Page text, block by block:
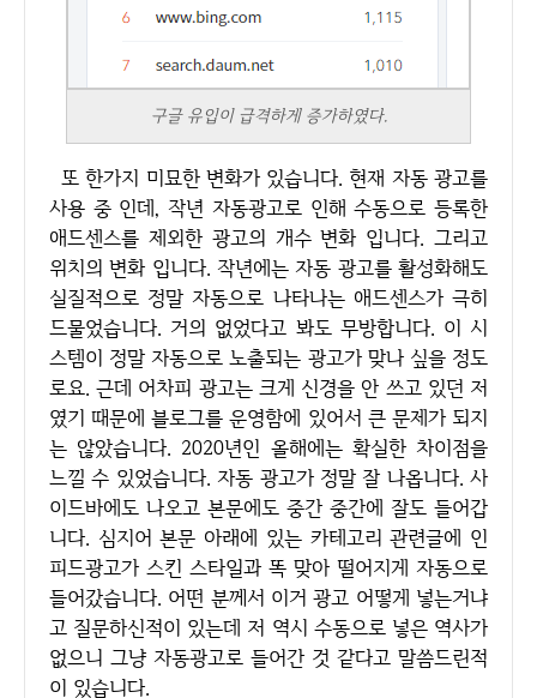
구글 유입이 급격하게 증가하였다.
또 한가지 미묘한 변화가 있습니다. 현재 자동 광고를
사용 중 인데, 작년 자동광고로 인해 수동으로 등록한
애드센스를 제외한 광고의 개수 변화 입니다. 그리고
위치의 변화 입니다. 작년에는 자동 광고를 활성화해도
실질적으로 정말 자동으로 나타나는 애드센스가 극히
드물었습니다. 거의 없었다고 봐도 무방합니다. 이 시
스템이 정말 자동으로 노출되는 광고가 맞나 싶을 정도
로요. 근데 어차피 광고는 크게 신경을 안 쓰고 있던 저
였기 때문에 블로그를 운영함에 있어서 큰 문제가 되지
는 않았습니다. 2020년인 올해에는 확실한 차이점을
느낄 수 있었습니다. 자동 광고가 정말 잘 나옵니다. 사
이드바에도 나오고 본문에도 중간 중간에 잘도 들어갑
니다. 심지어 본문 아래에 있는 카테고리 관련글에 인
피드광고가 스킨 스타일과 똑 맞아 떨어지게 자동으로
들어갔습니다. 어떤 분께서 이거 광고 어떻게 넣는거냐
고 질문하신적이 있는데 저 역시 수동으로 넣은 역사가
없으니 그냥 자동광고로 들어간 것 같다고 말씀드린적
이 있습니다.